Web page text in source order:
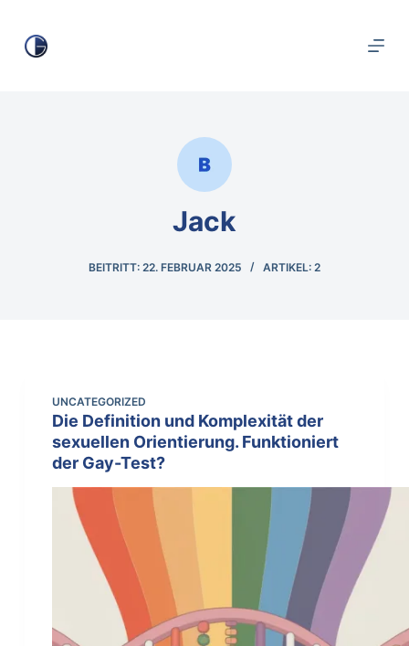
Inhalt
springen
Jack
BEITRITT: 22. FEBRUAR 2025 ARTIKEL: 2
UNCATEGORIZED
Die Definition und Komplexität der
sexuellen Orientierung. Funktioniert
der Gay-Test?